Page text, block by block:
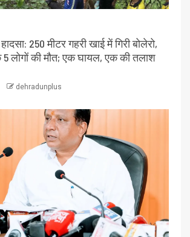
250 मीटर गहरी खाई में गिरी बोलेरो,
5 लोगों की मौत; एक घायल, एक की तलाश
dehradunplus